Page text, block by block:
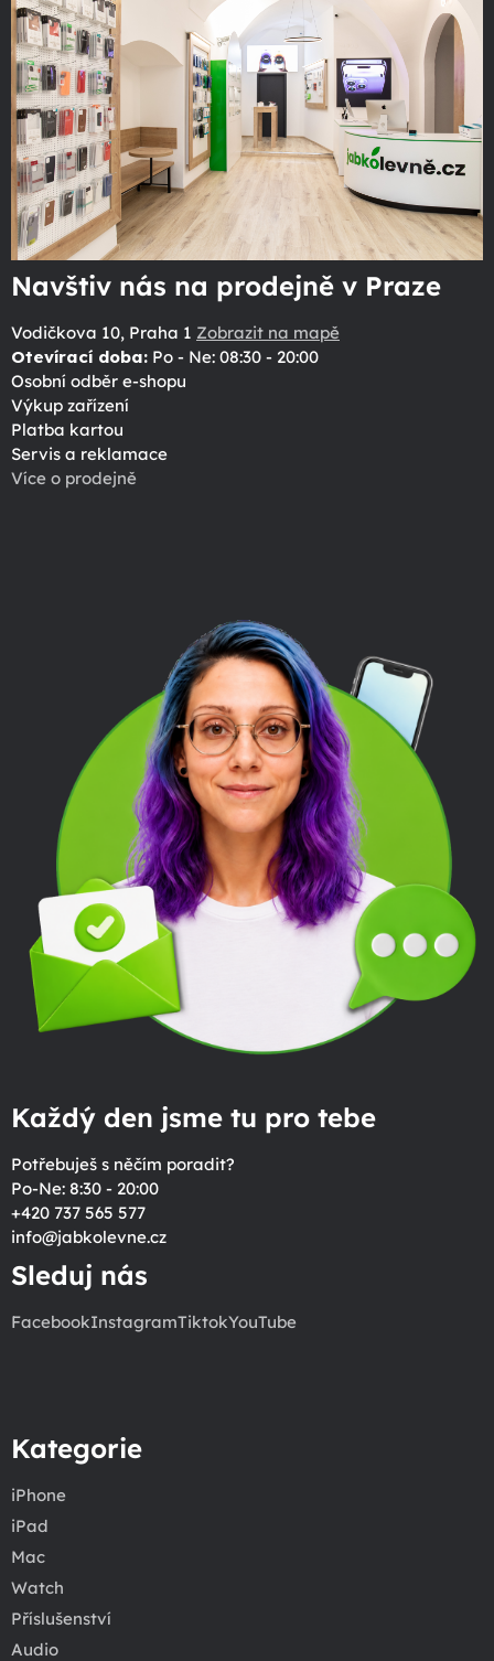
Navštiv nás na prodejně v Praze
Vodičkova 10, Praha 1 Zobrazit na mapě
Otevírací doba: Po - Ne: 08:30 - 20:00
Osobní odběr e-shopu
Výkup zařízení
Platba kartou
Servis a reklamace
Více o prodejně
Každý den jsme tu pro tebe
Potřebuješ s něčím poradit?
Po-Ne: 8:30 - 20:00
+420 737 565 577
info@jabkolevne.cz
Sleduj nás
FacebookInstagramTiktokYouTube
Kategorie
iPhone
iPad
Mac
Watch
Příslušenství
Audio